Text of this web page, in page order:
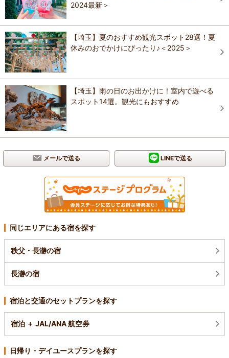
2024最新＞
【埼玉】夏のおすすめ観光スポット28選！夏
休みのおでかけにぴったり♪＜2025＞
【埼玉】雨の日のお出かけに！室内で遊べる
スポット14選。観光にもおすすめ
メールで送る LINEで送る
同じエリアにある宿を探す
秩父・長瀞の宿
長瀞の宿
宿泊と交通のセットプランを探す
宿泊 ＋ JAL/ANA 航空券
日帰り・デイユースプランを探す